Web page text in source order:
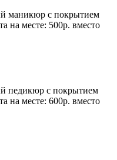
маникюр с покрытием
на месте: 500р. вместо
педикюр с покрытием
на месте: 600р. вместо